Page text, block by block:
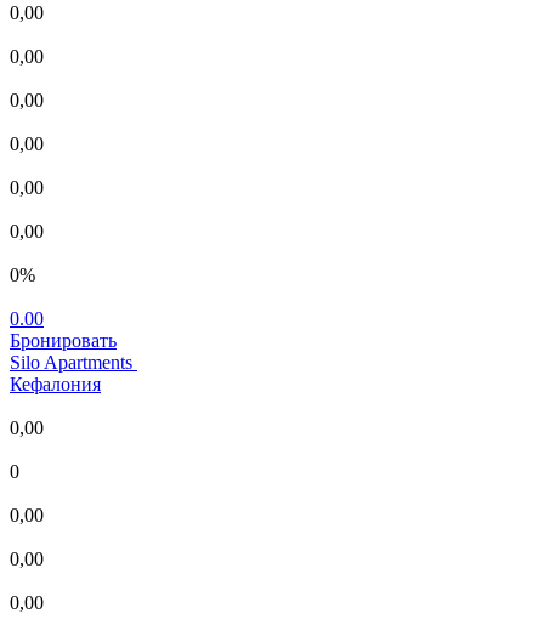
0,00
0,00
0,00
0,00
0,00
0,00
0%
0.00
Бронировать
Silo Apartments
Кефалония
0,00
0
0,00
0,00
0,00